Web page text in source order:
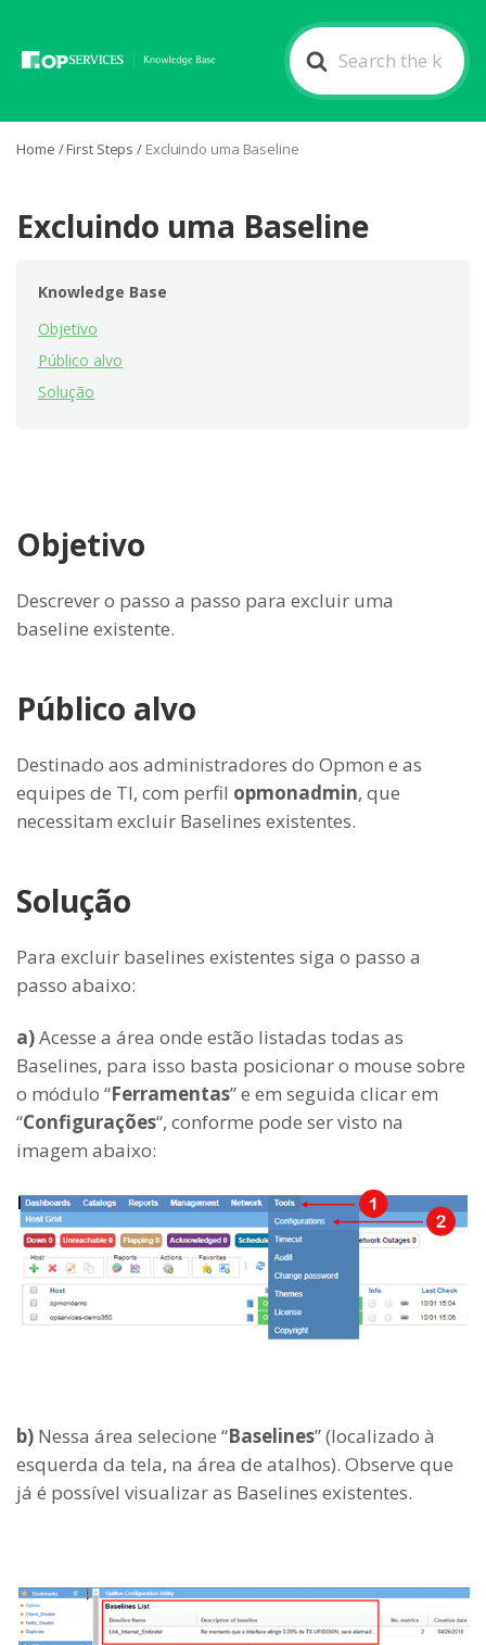
Search
For
Home /First Steps / Excluindo uma Baseline
Excluindo uma Baseline
Knowledge Base
Objetivo
Público alvo
Solução
Objetivo
Descrever o passo a passo para excluir uma
baseline existente.
Público alvo
Destinado aos administradores do Opmon e as
equipes de TI, com perfil opmonadmin, que
necessitam excluir Baselines existentes.
Solução
Para excluir baselines existentes siga o passo a
passo abaixo:
a)Acesse a área onde estão listadas todas as
Baselines, para isso basta posicionar o mouse sobre
o módulo “Ferramentas” e em seguida clicar em
“Configurações“, conforme pode ser visto na
imagem abaixo:
b) Nessa área selecione “Baselines” (localizado à
esquerda da tela, na área de atalhos). Observe que
já é possível visualizar as Baselines existentes.